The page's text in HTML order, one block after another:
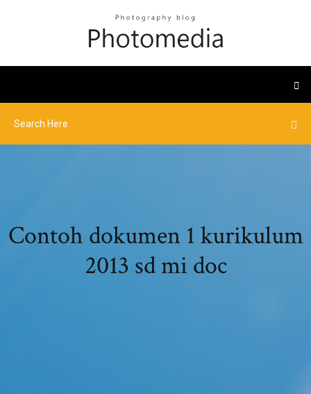
Contoh dokumen 1 kurikulum
2013 sd mi doc